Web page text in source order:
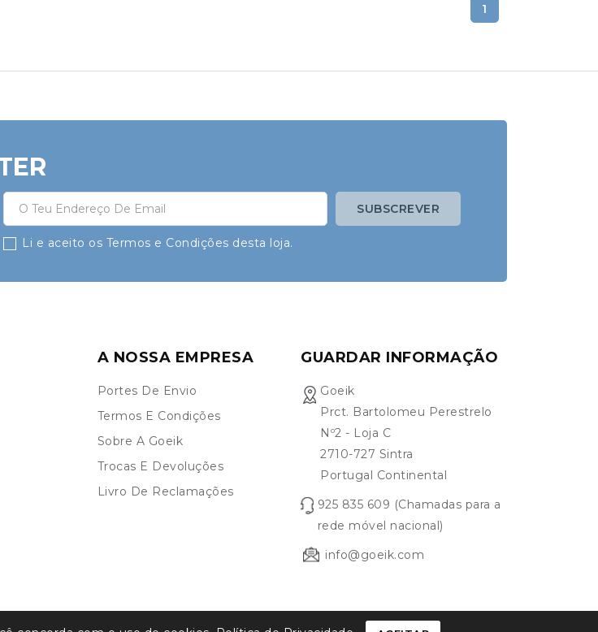
1
Li e aceito os Termos e Condições desta loja.
A NOSSA EMPRESA
Portes De Envio
Termos E Condições
Sobre A Goeik
Trocas E Devoluções
Livro De Reclamações
GUARDAR INFORMAÇÃO
Goeik
Prct. Bartolomeu Perestrelo
Nº2 - Loja C
2710-727 Sintra
Portugal Continental
925 835 609 (Chamadas para a
rede móvel nacional)
info@goeik.com